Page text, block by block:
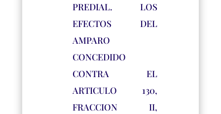
PREDIAL. LOS
EFECTOS DEL
AMPARO
CONCEDIDO
CONTRA EL
ARTICULO 130,
FRACCION II,